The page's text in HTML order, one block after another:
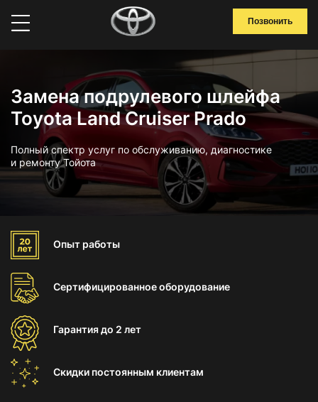
Позвонить
Замена подрулевого шлейфа
Toyota Land Cruiser Prado
Полный спектр услуг по обслуживанию, диагностике
и ремонту Тойота
Опыт работы
Сертифицированноеоборудование
Гарантиядо 2 лет
Скидки постоянным клиентам